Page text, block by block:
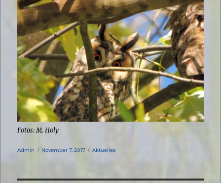
Fotos: M. Holy
Autor
Admin
Veröffentlicht
November 7, 2017 Kategorien
Aktuelles